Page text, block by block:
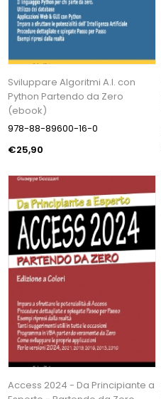
Sviluppare Algoritmi A.I. con
Python Partendo da Zero
(ebook)
978-88-89600-16-0
€25,90
Access 2024 - Da Principiante a